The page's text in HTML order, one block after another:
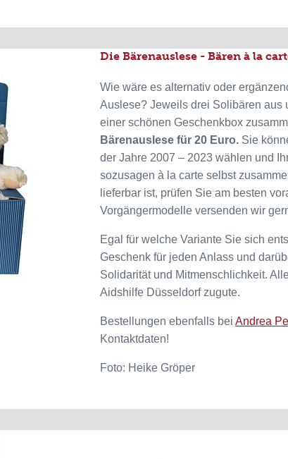
Die Bärenauslese - Bären à la
Wie wäre es alternativ oder
Auslese? Jeweils drei Solibären aus
einer schönen Geschenkbox
Bärenauslese für 20 Euro. Sie
der Jahre 2007 – 2023 wählen und
sozusagen à la carte selbst
lieferbar ist, prüfen Sie am besten
Vorgängermodelle versenden wir
Egal für welche Variante Sie sich
Geschenk für jeden Anlass und
Solidarität und Mitmenschlichkeit.
Aidshilfe Düsseldorf zugute.
Bestellungen ebenfalls bei Andrea
Kontaktdaten!
Foto: Heike Gröper